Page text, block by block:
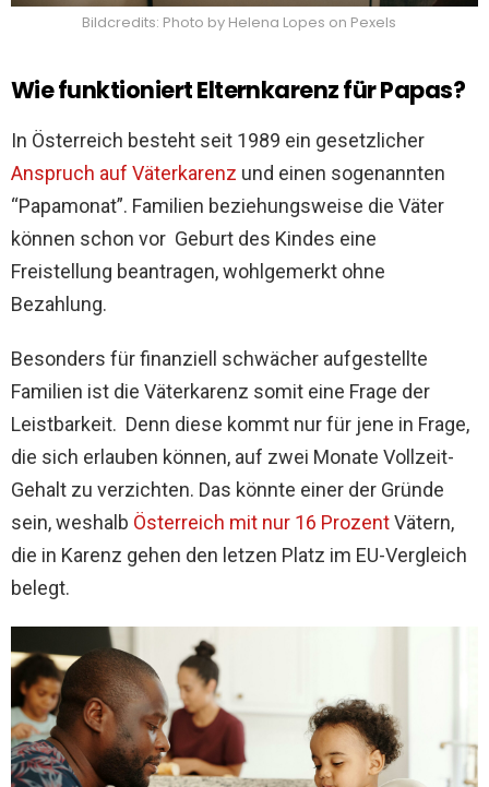
Bildcredits: Photo by Helena Lopes on Pexels
Wie funktioniert Elternkarenz für Papas?
In Österreich besteht seit 1989 ein gesetzlicher
Anspruch auf Väterkarenz und einen sogenannten
“Papamonat”. Familien beziehungsweise die Väter
können schon vor Geburt des Kindes eine
Freistellung beantragen, wohlgemerkt ohne
Bezahlung.
Besonders für finanziell schwächer aufgestellte
Familien ist die Väterkarenz somit eine Frage der
Leistbarkeit. Denn diese kommt nur für jene in Frage,
die sich erlauben können, auf zwei Monate Vollzeit-
Gehalt zu verzichten. Das könnte einer der Gründe
sein, weshalb Österreich mit nur 16 ProzentVätern,
die in Karenz gehen den letzen Platz im EU-Vergleich
belegt.